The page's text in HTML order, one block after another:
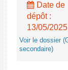
Date de
dépôt :
13/05/2025
Voir le dossier
secondaire)